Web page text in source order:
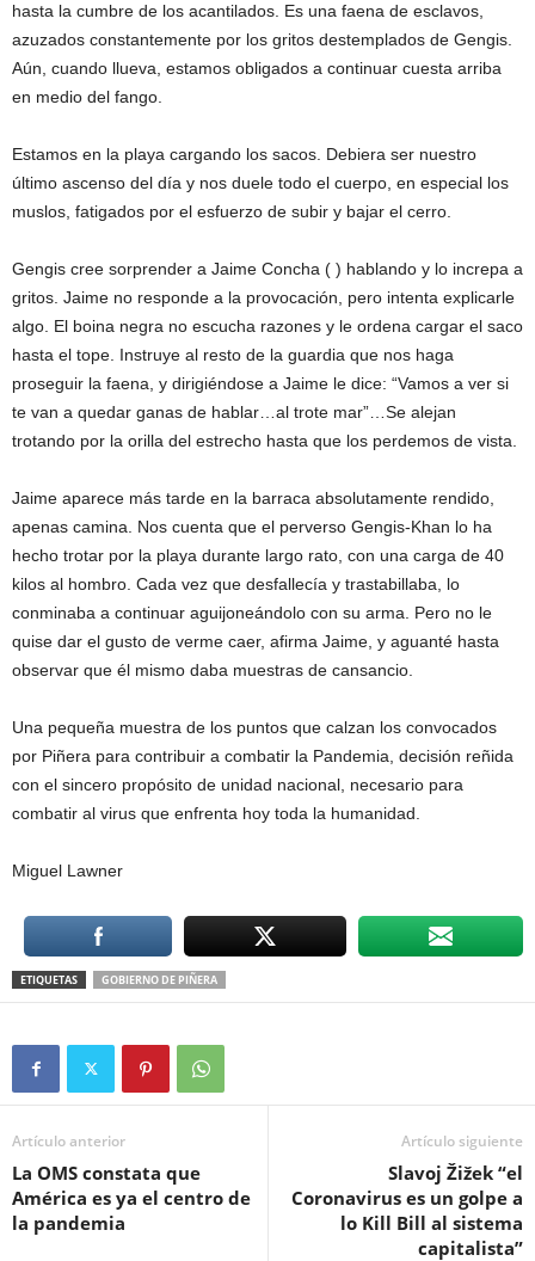
hasta la cumbre de los acantilados. Es una faena de esclavos,
azuzados constantemente por los gritos destemplados de Gengis.
Aún, cuando llueva, estamos obligados a continuar cuesta arriba
en medio del fango.
Estamos en la playa cargando los sacos. Debiera ser nuestro
último ascenso del día y nos duele todo el cuerpo, en especial los
muslos, fatigados por el esfuerzo de subir y bajar el cerro.
Gengis cree sorprender a Jaime Concha ( ) hablando y lo increpa a
gritos. Jaime no responde a la provocación, pero intenta explicarle
algo. El boina negra no escucha razones y le ordena cargar el saco
hasta el tope. Instruye al resto de la guardia que nos haga
proseguir la faena, y dirigiéndose a Jaime le dice: “Vamos a ver si
te van a quedar ganas de hablar…al trote mar”…Se alejan
trotando por la orilla del estrecho hasta que los perdemos de vista.
Jaime aparece más tarde en la barraca absolutamente rendido,
apenas camina. Nos cuenta que el perverso Gengis-Khan lo ha
hecho trotar por la playa durante largo rato, con una carga de 40
kilos al hombro. Cada vez que desfallecía y trastabillaba, lo
conminaba a continuar aguijoneándolo con su arma. Pero no le
quise dar el gusto de verme caer, afirma Jaime, y aguanté hasta
observar que él mismo daba muestras de cansancio.
Una pequeña muestra de los puntos que calzan los convocados
por Piñera para contribuir a combatir la Pandemia, decisión reñida
con el sincero propósito de unidad nacional, necesario para
combatir al virus que enfrenta hoy toda la humanidad.
Miguel Lawner
ETIQUETAS GOBIERNO DE PIÑERA
Artículo anterior
La OMS constata que
América es ya el centro de
la pandemia
Artículo siguiente
Slavoj Žižek “el
Coronavirus es un golpe a
lo Kill Bill al sistema
capitalista”